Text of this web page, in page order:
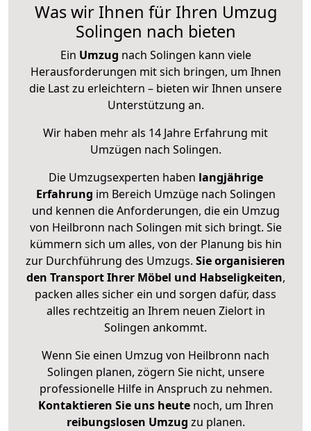
Was wir Ihnen für Ihren Umzug
Solingen nach bieten
Ein Umzug nach Solingen kann viele
Herausforderungen mit sich bringen, um Ihnen
die Last zu erleichtern – bieten wir Ihnen unsere
Unterstützung an.
Wir haben mehr als 14 Jahre Erfahrung mit
Umzügen nach Solingen.
Die Umzugsexperten haben langjährige
Erfahrung im Bereich Umzüge nach Solingen
und kennen die Anforderungen, die ein Umzug
von Heilbronn nach Solingen mit sich bringt. Sie
kümmern sich um alles, von der Planung bis hin
zur Durchführung des Umzugs. Sie organisieren
den Transport Ihrer Möbel und Habseligkeiten,
packen alles sicher ein und sorgen dafür, dass
alles rechtzeitig an Ihrem neuen Zielort in
Solingen ankommt.
Wenn Sie einen Umzug von Heilbronn nach
Solingen planen, zögern Sie nicht, unsere
professionelle Hilfe in Anspruch zu nehmen.
Kontaktieren Sie uns heutenoch, um Ihren
reibungslosen Umzug zu planen.